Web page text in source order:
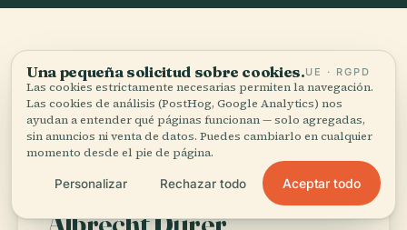
06 Quiénvivió aquí.
Las personas que dieron forma a la ciudad —
y a quienes la ciudad dio forma.
1471–1528
Albrecht Dürer
Una pequeña solicitud sobre cookies.UE · RGPD
Las cookies estrictamente necesarias permiten la navegación.
Las cookies de análisis (PostHog, Google Analytics) nos
ayudan a entender qué páginas funcionan — solo agregadas,
sin anuncios ni venta de datos. Puedes cambiarlo en cualquier
momento desde el pie de página.
Personalizar Rechazar todo Aceptar todo